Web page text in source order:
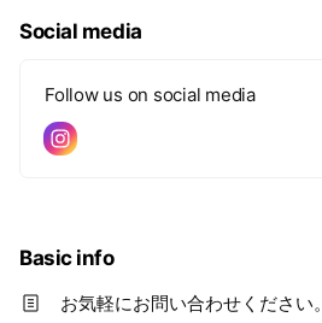
Social media
Follow us on social media
Basic info
お気軽にお問い合わせください。